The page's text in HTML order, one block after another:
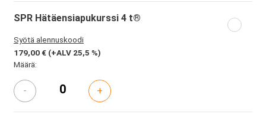
SPR Hätäensiapukurssi 4 t®
Syötä alennuskoodi
179,00 € (+ALV 25,5 %)
Määrä:
- +